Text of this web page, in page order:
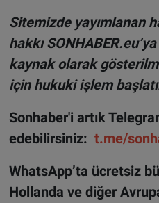
Sitemizde yayımlanan
hakkı
kaynak olarak
için hukuki işlem
Sonhaber'i artık
edebilirsiniz: t.me/
WhatsApp’ta ücretsiz
Hollanda ve diğer